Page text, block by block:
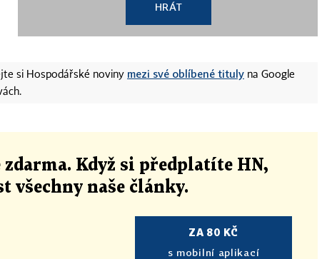
HRÁT
si Hospodářské noviny mezi své oblíbené tituly na Google
zdarma. Když si předplatíte HN,
všechny naše články.
ZA 80 KČ
s mobilní aplikací